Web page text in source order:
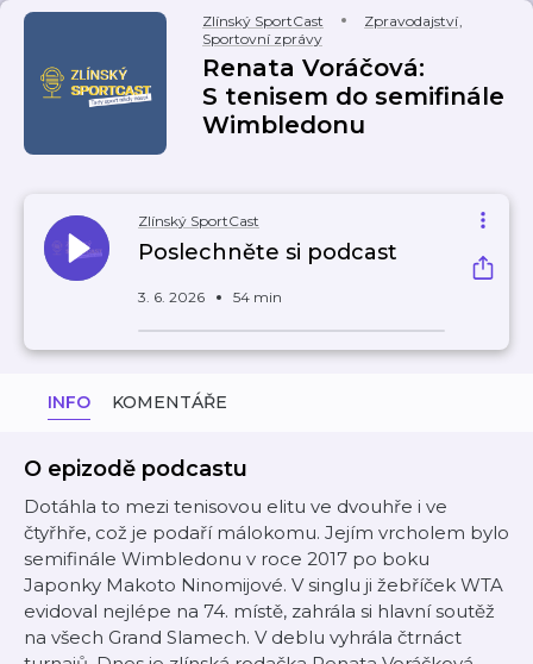
Zlínský SportCast Zpravodajství,
Sportovní zprávy
Renata Voráčová:
S tenisem do semifinále
Wimbledonu
Zlínský SportCast
Poslechněte si podcast
3. 6. 2026 54 min
INFO KOMENTÁŘE
O epizodě podcastu
Dotáhla to mezi tenisovou elitu ve dvouhře i ve
čtyřhře, což je podaří málokomu. Jejím vrcholem bylo
semifinále Wimbledonu v roce 2017 po boku
Japonky Makoto Ninomijové. V singlu ji žebříček WTA
evidoval nejlépe na 74. místě, zahrála si hlavní soutěž
na všech Grand Slamech. V deblu vyhrála čtrnáct